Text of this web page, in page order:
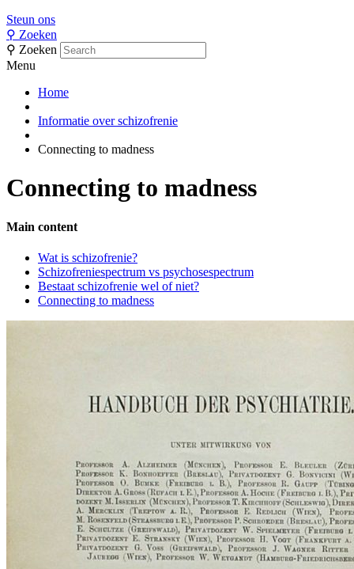
Steun ons
⚲ Zoeken
⚲ Zoeken
Menu
Home
Informatie over schizofrenie
Connecting to madness
Connecting to madness
Main content
Side
Navigation
Wat is schizofrenie?
Schizofreniespectrum vs psychosespectrum
Bestaat schizofrenie wel of niet?
Connecting to madness